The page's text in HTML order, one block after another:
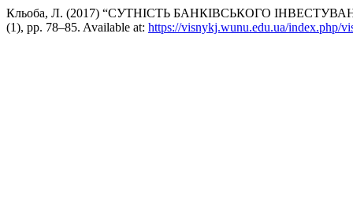
Кльоба, Л. (2017) “СУТНІСТЬ БАНКІВСЬКОГО
(1), pp. 78–85. Available at: https://visnykj.wunu.edu.ua/index.php/